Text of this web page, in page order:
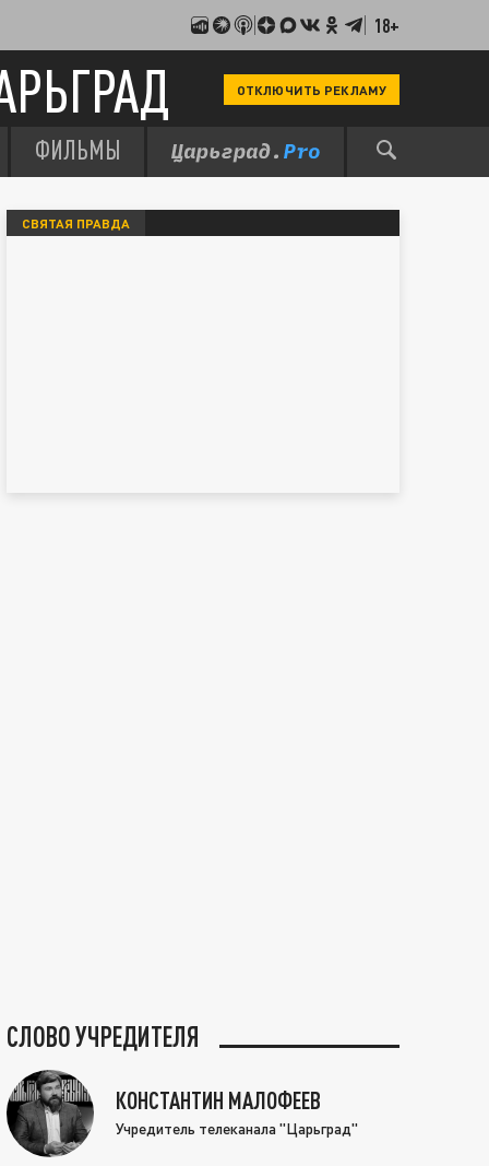
18+
ОТКЛЮЧИТЬ РЕКЛАМУ
ФИЛЬМЫ
СВЯТАЯ ПРАВДА
СЛОВО УЧРЕДИТЕЛЯ
КОНСТАНТИН МАЛОФЕЕВ
Учредитель телеканала "Царьград"